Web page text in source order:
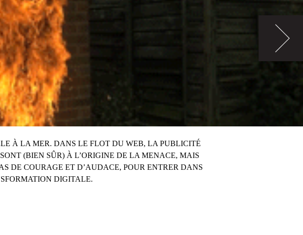
À LA MER. DANS LE FLOT DU WEB, LA PUBLICITÉ
(BIEN SÛR) À L’ORIGINE DE LA MENACE, MAIS
DE COURAGE ET D’AUDACE, POUR ENTRER DANS
DIGITALE.